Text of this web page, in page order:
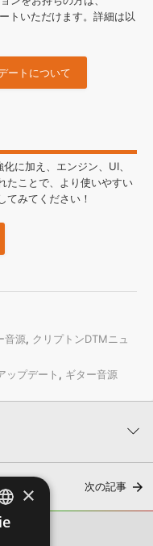
トいただけます。詳細は以
ートについて
に加え、エンジン、UI、
たことで、より使いやすい
てみてください！
音源, クリプトンDTMニュ
ップデート , ギター音源
次の記事
ENGLISH
×